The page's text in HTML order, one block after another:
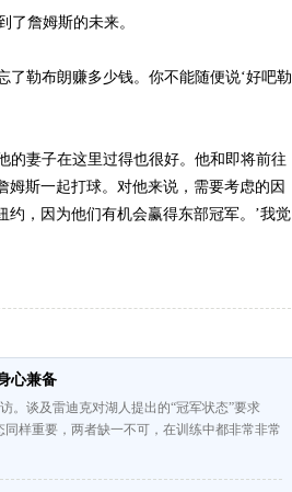
詹姆斯的未来。
勒布朗赚多少钱。你不能随便说‘好吧勒
妻子在这里过得也很好。他和即将前往
斯一起打球。对他来说，需要考虑的因
约，因为他们有机会赢得东部冠军。’我觉
心兼备
。谈及雷迪克对湖人提出的“冠军状态”要求
样重要，两者缺一不可，在训练中都非常非常